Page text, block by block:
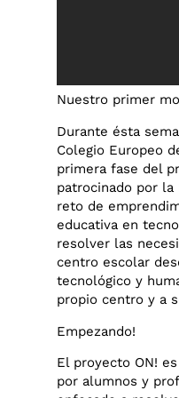
Nuestro primer
Durante ésta
Colegio Europeo
primera fase del
patrocinado por la
reto de
educativa en
resolver las
centro escolar
tecnológico y
propio centro y a
Empezando!
El proyecto ON!
por alumnos y